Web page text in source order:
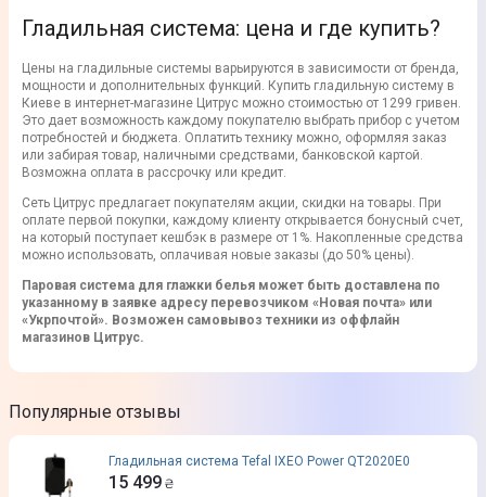
Гладильная система: цена и где купить?
Цены на гладильные системы варьируются в зависимости от бренда,
мощности и дополнительных функций. Купить гладильную систему в
Киеве в интернет-магазине Цитрус можно стоимостью от 1299 гривен.
Это дает возможность каждому покупателю выбрать прибор с учетом
потребностей и бюджета. Оплатить технику можно, оформляя заказ
или забирая товар, наличными средствами, банковской картой.
Возможна оплата в рассрочку или кредит.
Сеть Цитрус предлагает покупателям акции, скидки на товары. При
оплате первой покупки, каждому клиенту открывается бонусный счет,
на который поступает кешбэк в размере от 1%. Накопленные средства
можно использовать, оплачивая новые заказы (до 50% цены).
Паровая система для глажки белья может быть доставлена по
указанному в заявке адресу перевозчиком «Новая почта» или
«Укрпочтой». Возможен самовывоз техники из оффлайн
магазинов Цитрус.
Популярные отзывы
Гладильная система Tefal IXEO Power QT2020E0
15 499 ₴